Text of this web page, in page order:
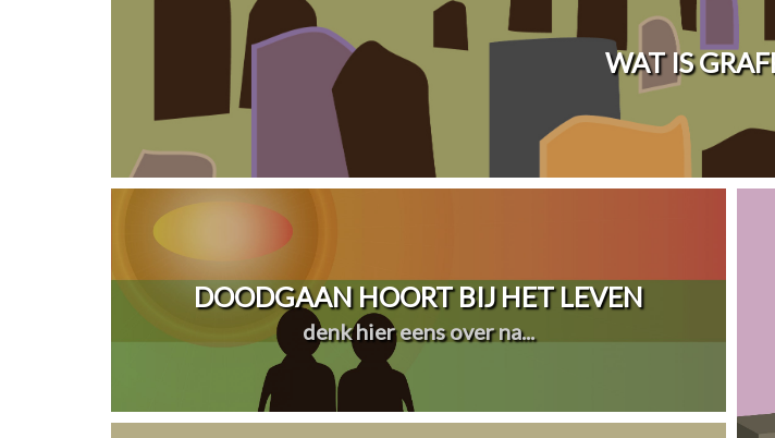
WAT IS
DOODGAAN HOORT BIJ HET LEVEN
denk hier eens over na...